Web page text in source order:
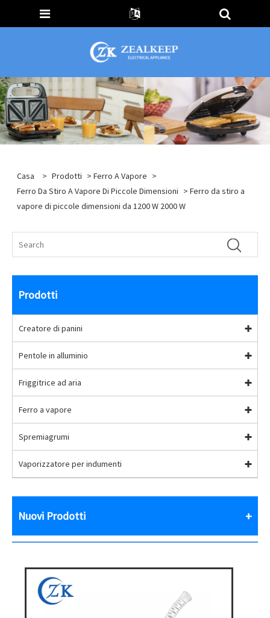
Casa > Prodotti >Ferro A Vapore >
Ferro Da Stiro A Vapore Di Piccole Dimensioni > Ferro da stiro a
vapore di piccole dimensioni da 1200 W 2000 W
Prodotti
Creatore di panini
Pentole in alluminio
Friggitrice ad aria
Ferro a vapore
Spremiagrumi
Vaporizzatore per indumenti
Nuovi Prodotti